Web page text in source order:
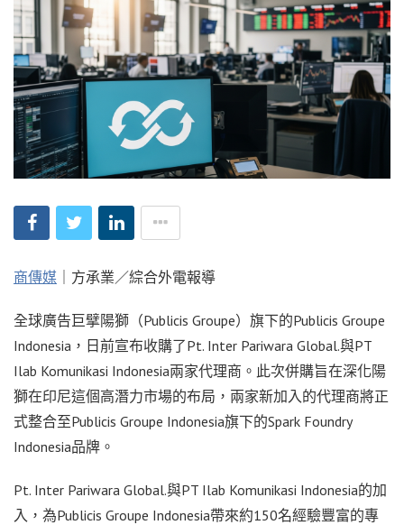
商傳媒 ｜方承業／綜合外電報導
全球廣告巨擘陽獅（Publicis Groupe）旗下的Publicis Groupe
Indonesia，日前宣布收購了Pt. Inter Pariwara Global.與PT
Ilab Komunikasi Indonesia兩家代理商。此次併購旨在深化陽
獅在印尼這個高潛力市場的布局，兩家新加入的代理商將正
式整合至Publicis Groupe Indonesia旗下的Spark Foundry
Indonesia品牌。
Pt. Inter Pariwara Global.與PT Ilab Komunikasi Indonesia的加
入，為Publicis Groupe Indonesia帶來約150名經驗豐富的專